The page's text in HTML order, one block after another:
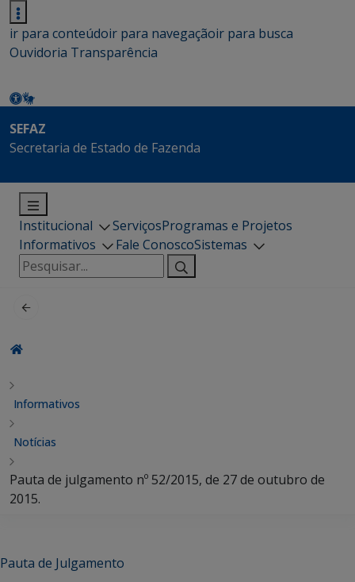
ir para conteúdoir para navegaçãoir para busca
Ouvidoria Transparência
SEFAZ
Secretaria de Estado de Fazenda
Institucional ServiçosProgramas e Projetos
Informativos
Fale ConoscoSistemas
Pesquisar
por:
Informativos
Notícias
Pauta de julgamento nº 52/2015, de 27 de outubro de
2015.
Pauta de Julgamento